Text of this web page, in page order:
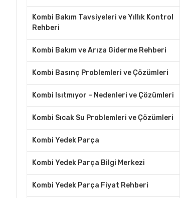
Kombi Bakım Tavsiyeleri ve Yıllık Kontrol
Rehberi
Kombi Bakım ve Arıza Giderme Rehberi
Kombi Basınç Problemleri ve Çözümleri
Kombi Isıtmıyor – Nedenleri ve Çözümleri
Kombi Sıcak Su Problemleri ve Çözümleri
Kombi Yedek Parça
Kombi Yedek Parça Bilgi Merkezi
Kombi Yedek Parça Fiyat Rehberi